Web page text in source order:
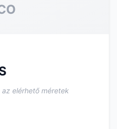
elérhető méretek